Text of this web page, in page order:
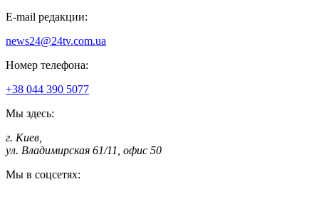
E-mail редакции:
news24@24tv.com.ua
Номер телефона:
+38 044 390 5077
Мы здесь:
г. Киев
ул. Владимирская 61/11, офис 50
Мы в соцсетях: